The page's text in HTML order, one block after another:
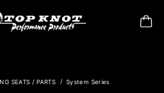
SEATS / PARTS System Series